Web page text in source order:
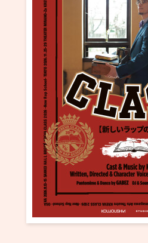
イベントを探す
・ イベント一覧
・ イベントカレンダー
ご来場案内
・ 館内サービス・アクセシビリティ
・ フロアマップ
・ レストラン/カフェ
・ 交通案内
・ よくある質問
施設を借りる
KAATについて
・ ミッション
・ 芸術監督
KAAT 神奈川芸術劇場